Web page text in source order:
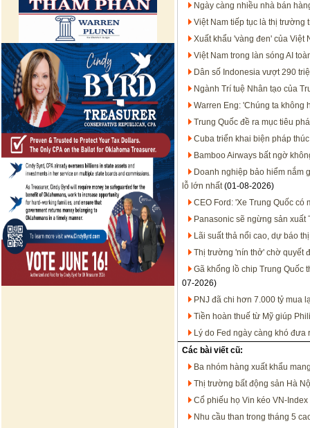
Ngày càng nhiều nhà bán
Việt Nam tiếp tục là thị trường
Xuất khẩu 'vàng đen' của Việt
Việt Nam trong làn sóng AI
Dân số Indonesia vượt 290
Ngành Trí tuệ Nhân tạo của
Warren Eng: 'Chúng ta không
Trung Quốc đề ra mục tiêu
Cuba triển khai biện pháp
Bamboo Airways bất ngờ
Doanh nghiệp bảo hiểm nắm
lỗ lớn nhất(01-08-2026)
CEO Ford: 'Xe Trung Quốc có
Panasonic sẽ ngừng sản xuất
Lãi suất thả nổi cao, dự báo
Thị trường 'nín thở' chờ quyết
Gã khổng lồ chip Trung Quốc
07-2026)
PNJ đã chi hơn 7.000 tỷ mua
Tiền hoàn thuế từ Mỹ giúp
Lý do Fed ngày càng khó đưa
Các bài viết cũ:
Ba nhóm hàng xuất khẩu
Thị trường bất động sản Hà
Cổ phiếu họ Vin kéo VN-
Nhu cầu than trong tháng 5